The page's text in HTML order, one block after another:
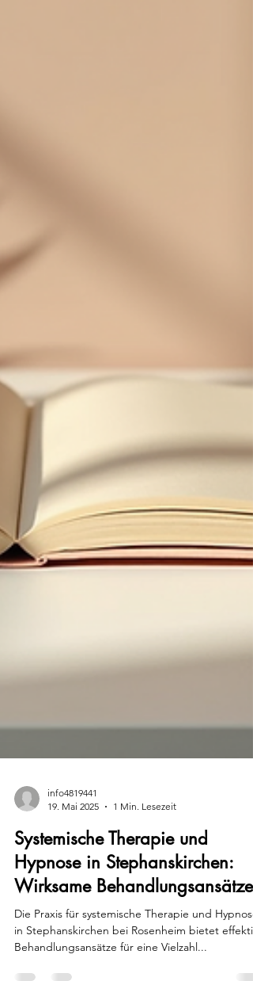
19. Mai 2025
1 Min. Lesezeit
Systemische Therapie und
Hypnose in Stephanskirchen:
Wirksame Behandlungsansätze
Die Praxis für systemische Therapie und Hypnose
in Stephanskirchen bei Rosenheim bietet
Behandlungsansätze für eine Vielzahl...